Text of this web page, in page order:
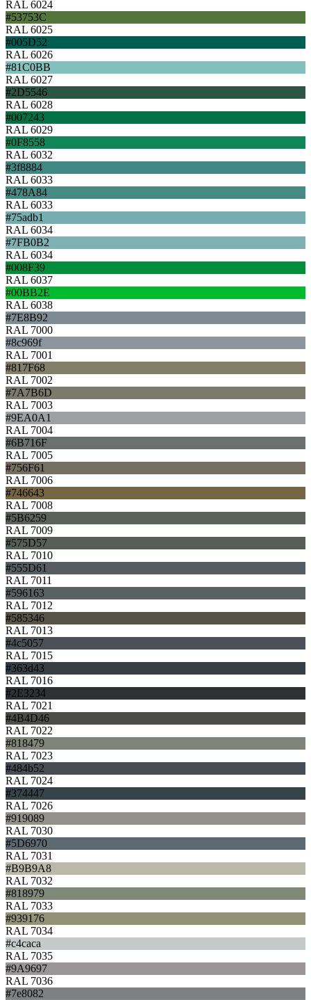
RAL 6024
#53753C
RAL 6025
#005D52
RAL 6026
#81C0BB
RAL 6027
#2D5546
RAL 6028
#007243
RAL 6029
#0F8558
RAL 6032
#3f8884
RAL 6033
#478A84
RAL 6033
#75adb1
RAL 6034
#7FB0B2
RAL 6034
#008F39
RAL 6037
#00BB2E
RAL 6038
#7E8B92
RAL 7000
#8c969f
RAL 7001
#817F68
RAL 7002
#7A7B6D
RAL 7003
#9EA0A1
RAL 7004
#6B716F
RAL 7005
#756F61
RAL 7006
#746643
RAL 7008
#5B6259
RAL 7009
#575D57
RAL 7010
#555D61
RAL 7011
#596163
RAL 7012
#585346
RAL 7013
#4c5057
RAL 7015
#363d43
RAL 7016
#2E3234
RAL 7021
#4B4D46
RAL 7022
#818479
RAL 7023
#484b52
RAL 7024
#374447
RAL 7026
#919089
RAL 7030
#5D6970
RAL 7031
#B9B9A8
RAL 7032
#818979
RAL 7033
#939176
RAL 7034
#c4caca
RAL 7035
#9A9697
RAL 7036
#7e8082